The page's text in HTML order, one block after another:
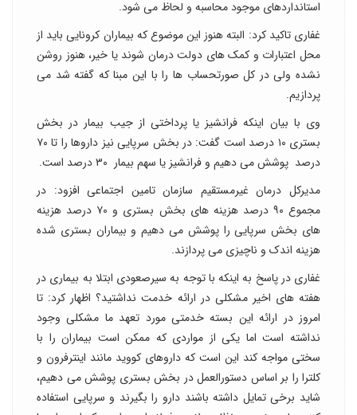
استانداردهای موجود محاسبه و لحاظ می شود.
غفاری تاکید کرد: البته هنوز این موضوع که بیماران کرونایی باید از
محل اعتبارات و کمک های دولت درمان شوند یا خیر، هنوز روشن
نشده ولی در کل صورتحساب ها را با این مبنا که گفته شد می
پردازیم.
وی با بیان اینکه فرانشیز یا پرداختی از جیب بیمار در بخش
بستری ۱۰ درصد است گفت: در بخش سرپایی نیز داروها را تا ۷۰
درصد پوشش می دهیم و فرانشیز یا سهم بیمار ۳۰ درصد است.
مدیرکل درمان غیرمستقیم سازمان تامین اجتماعی افزود: در
مجموع ۹۰ درصد هزینه های بخش بستری و ۷۰ درصد هزینه
های بخش سرپایی را پوشش می دهیم و بیماران بستری شده
هزینه اندک و ناچیزی می پردازند.
غفاری در پاسخ به اینکه با توجه به سیرصعودی ابتلا به بیماری در
هفته های اخیر مشکلی در ارائه خدمت نداشتید؟ اظهار کرد: تا
امروز در ارائه این بسته خدمتی مورد تعهد ما مشکلی وجود
نداشته است اما یکی از مواردی که ممکن است بیماران را با
سختی مواجه کند این است که داروهای کووید مانند اینترفرون و
کلترا را بر اساس دستورالعمل در بخش بستری پوشش می دهیم،
شاید برخی تمایل داشته باشند دارو را بگیرند و سرپایی استفاده